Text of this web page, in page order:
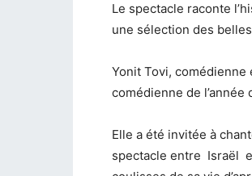
Le spectacle raconte
une sélection des
Yonit Tovi,
comédienne de
Elle a été invitée à
spectacle entre Israël